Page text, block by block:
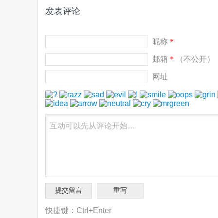
发表评论
昵称 *
邮箱 * （不公开）
网址
快捷键：Ctrl+Enter